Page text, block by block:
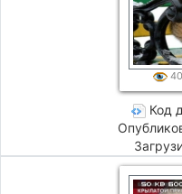
Код